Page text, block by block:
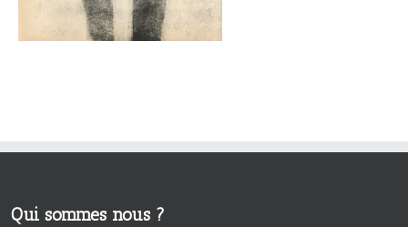
Qui sommes nous ?